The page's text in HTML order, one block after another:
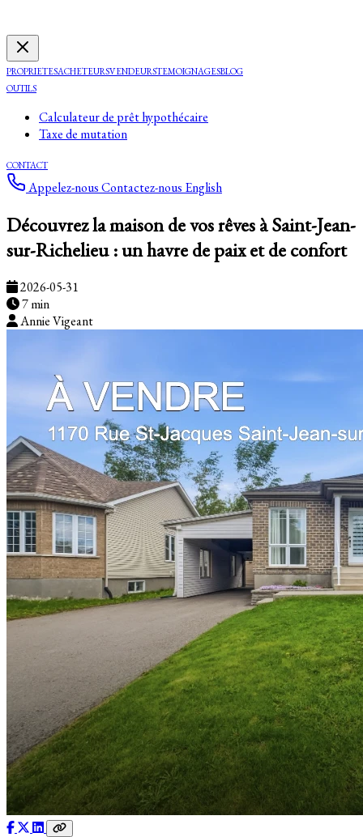
PROPRIETESACHETEURSVENDEURSTEMOIGNAGESBLOG
OUTILS
Calculateur de prêt hypothécaire
Taxe de mutation
CONTACT
Appelez-nousContactez-nous English
Découvrez la maison de vos rêves à Saint-Jean-
sur-Richelieu : un havre de paix et de confort
2026-05-31
7 min
Annie Vigeant